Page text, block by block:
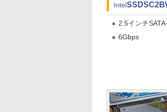
Intel
2.5インチ
6Gbps